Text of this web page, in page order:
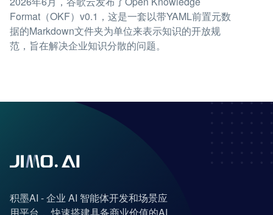
Format（OKF）v0.1，这是一套以带YAML前置元数
据的Markdown文件夹为单位来表示知识的开放规
范，旨在解决企业知识分散的问题。
积墨AI - 企业 AI 智能体开发和场景应